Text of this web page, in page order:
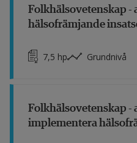
Folkhälsovetenskap -
hälsofrämjande
7,5 hp Grundnivå
Folkhälsovetenskap -
implementera